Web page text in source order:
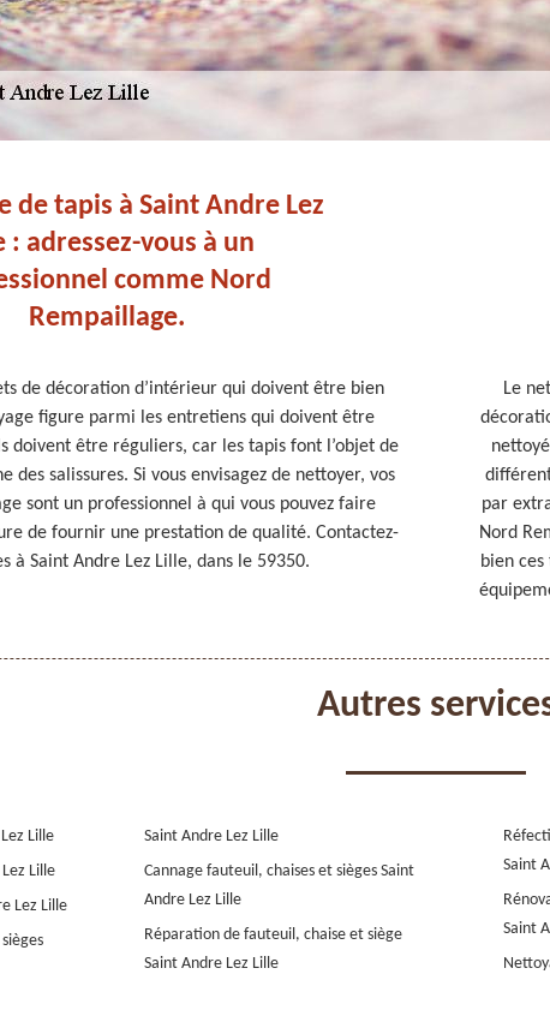
de tapis à Saint Andre Lez
: adressez-vous à un
comme Nord
Rempaillage.
de décoration d’intérieur qui doivent être bien
figure parmi les entretiens qui doivent être
doivent être réguliers, car les tapis font l’objet de
des salissures. Si vous envisagez de nettoyer, vos
sont un professionnel à qui vous pouvez faire
de fournir une prestation de qualité. Contactez-
à Saint Andre Lez Lille, dans le 59350.
Le
par
Nord
bien
Autres
Lille
Lille
Lez Lille
Saint Andre Lez Lille
Cannage fauteuil, chaises et sièges Saint
Andre Lez Lille
Réparation de fauteuil, chaise et siège
Saint Andre Lez Lille
Saint
Saint